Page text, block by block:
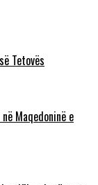
Tetovës
Maqedoninë e